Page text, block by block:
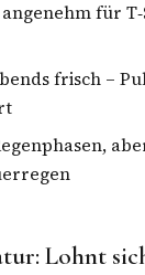
für
frisch –
Lohnt